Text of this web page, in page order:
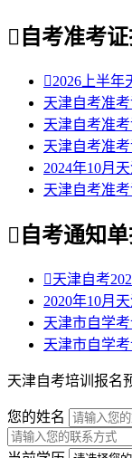
 自考准考
2026上半年
天津自考准
天津自考准
天津自考准
2024年10月
天津自考准
 自考通知
天津自考
2020年10月
天津市自学
天津市自学
天津自考培训报名
您的姓名